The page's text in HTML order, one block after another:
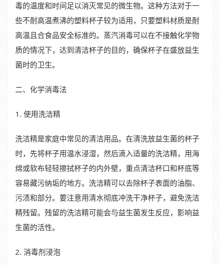
毒的温度和时间足以消灭常见的微生物。这种方法对于一
些不耐高温煮沸的塑料杯子较为适用，只要塑料材质是耐
高温且合食品安全标准的。蒸汽消毒可以在不接触化学物
质的情况下，达到清洁杯子的目的，确保杯子在盛放益生
菌时的卫生。
二、化学消毒法
1. 使用洗洁精
洗洁精是家庭中常见的清洁用品。在清洗放益生菌的杯子
时，先将杯子用温水浸湿，然后滴入适量的洗洁精，用海
绵或软布轻轻擦拭杯子的内外壁，重点清洁杯口和杯底等
容易藏污纳垢的地方。洗洁精可以去除杯子表面的油脂、
污渍和部分。要注意用清水彻底冲洗干净杯子，避免洗洁
精残留。残留的洗洁精可能会与益生菌发生反应，影响益
生菌的活性。
2. 消毒剂浸泡